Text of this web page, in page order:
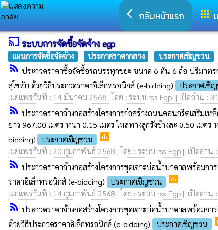
arrow_back_ios กลับหน้าแรก apps
castระบบการจัดซื้อจัดจ้าง egp
แผนการจัดซื้อจัดจ้าง ประกาศราคากลาง ประกาศเชิญชวน
rss_feed ประกวดราคาซื้อจัดซื้อรถบรรทุกขยะ ขนาด 6 ตัน 6 ล้อ ปริมาต
สุโขทัย ด้วยวิธีประกวดราคาอิเล็กทรอนิกส์ (e-bidding)
ประกาศเชิ
เผยแพร่วันที่ : 14 มีนาคม 2568 | โดย : ระบบ rss Egp || เปิดอ่าน :
rss_feed ประกวดราคาจ้างก่อสร้างโครงการก่อสร้างถนนคอนกรีตเสริม
ยาว 967.00 เมตร หนา 0.15 เมตร ไหล่ทางลูกรังข้างละ 0.50 เม
bidding)
ประกาศเชิญชวน poll
เผยแพร่วันที่ : 20 กุมภาพันธ์ 2568 | โดย : ระบบ rss Egp || เปิดอ่าน
rss_feed ประกวดราคาจ้างก่อสร้างโครงการขุดเจาะบ่อน้ำบาดาลพร้อ
ราคาอิเล็กทรอนิกส์ (e-bidding)
ประกาศเชิญชวน poll
เผยแพร่วันที่ : 14 กุมภาพันธ์ 2568 | โดย : ระบบ rss Egp || เปิดอ่าน
rss_feed ประกวดราคาจ้างก่อสร้างโครงการขุดเจาะบ่อน้ำบาดาลพร้อ
ด้วยวิธีประกวดราคาอิเล็กทรอนิกส์ (e-bidding)
ประกาศเชิญชวน